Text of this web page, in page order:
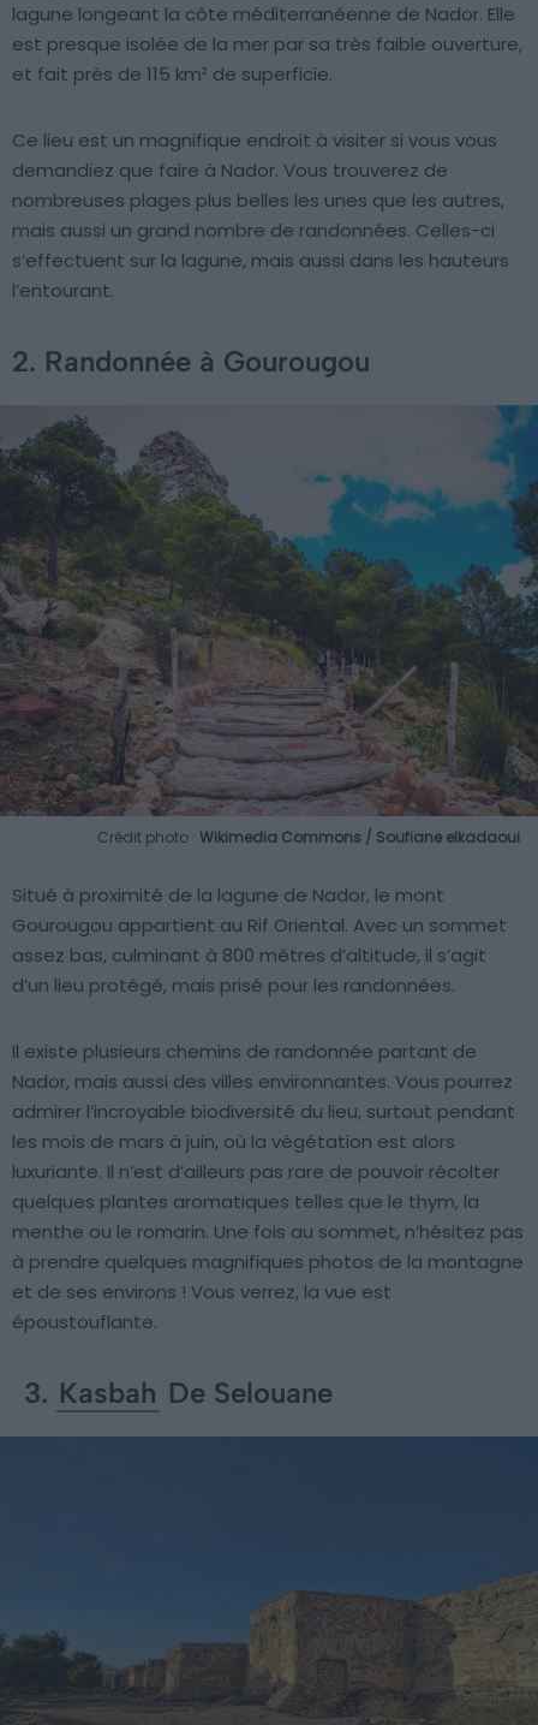
lagune longeant la côte méditerranéenne de Nador. Elle
est presque isolée de la mer par sa très faible ouverture,
et fait près de 115 km² de superficie.
Ce lieu est un magnifique endroit à visiter si vous vous
demandiez que faire à Nador. Vous trouverez de
nombreuses plages plus belles les unes que les autres,
mais aussi un grand nombre de randonnées. Celles-ci
s’effectuent sur la lagune, mais aussi dans les hauteurs
l’entourant.
2. Randonnée à Gourougou
Crédit photo : Wikimedia Commons / Soufiane elkadaoui
Situé à proximité de la lagune de Nador, le mont
Gourougou appartient au Rif Oriental. Avec un sommet
assez bas, culminant à 800 mètres d’altitude, il s’agit
d’un lieu protégé, mais prisé pour les randonnées.
Il existe plusieurs chemins de randonnée partant de
Nador, mais aussi des villes environnantes. Vous pourrez
admirer l’incroyable biodiversité du lieu, surtout pendant
les mois de mars à juin, où la végétation est alors
luxuriante. Il n’est d’ailleurs pas rare de pouvoir récolter
quelques plantes aromatiques telles que le thym, la
menthe ou le romarin. Une fois au sommet, n’hésitez pas
à prendre quelques magnifiques photos de la montagne
et de ses environs ! Vous verrez, la vue est
époustouflante.
3. Kasbah De Selouane